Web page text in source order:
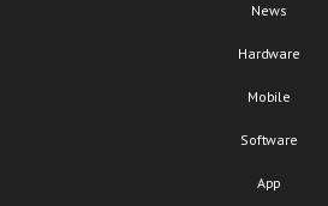
News
Hardware
Mobile
Software
App